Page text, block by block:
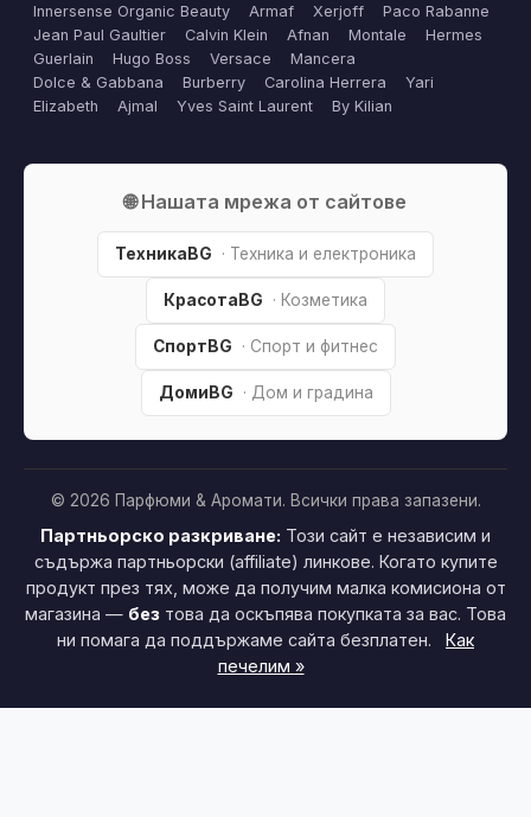
Innersense Organic Beauty
Armaf Xerjoff
Paco Rabanne
Jean Paul Gaultier
Calvin Klein Afnan Montale
Hermes
Guerlain
Hugo Boss Versace
Mancera
Dolce & Gabbana
Burberry Carolina Herrera
Yari
Elizabeth
Ajmal Yves Saint Laurent By Kilian
🌐 Нашата мрежа от сайтове
ТехникаBG · Техника и електроника
КрасотаBG · Козметика
СпортBG · Спорт и фитнес
ДомиBG · Дом и градина
© 2026 Парфюми & Аромати. Всички права запазени.
Партньорско разкриване: Този сайт е независим и
съдържа партньорски (affiliate) линкове. Когато купите
продукт през тях, може да получим малка комисиона от
магазина — без това да оскъпява покупката за вас. Това
ни помага да поддържаме сайта безплатен.
Как
печелим »